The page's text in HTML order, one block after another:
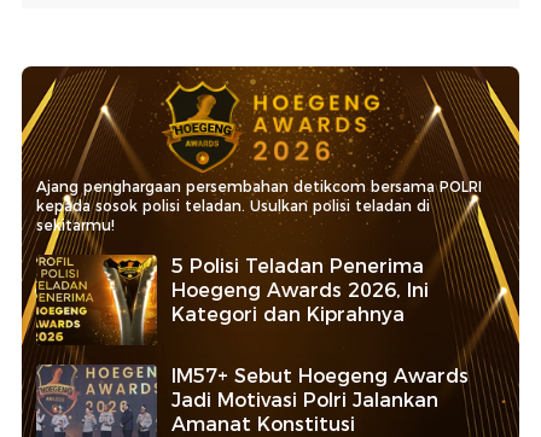
Ajang penghargaan persembahan detikcom bersama POLRI
kepada sosok polisi teladan. Usulkan polisi teladan di
sekitarmu!
5 Polisi Teladan Penerima
Hoegeng Awards 2026, Ini
Kategori dan Kiprahnya
IM57+ Sebut Hoegeng Awards
Jadi Motivasi Polri Jalankan
Amanat Konstitusi